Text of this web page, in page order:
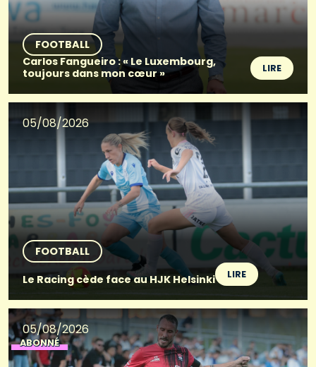
FOOTBALL
Carlos Fangueiro : « Le Luxembourg,
toujours dans mon cœur »
LIRE
05/08/2026
FOOTBALL
Le Racing cède face au HJK Helsinki
LIRE
05/08/2026
ABONNÉ